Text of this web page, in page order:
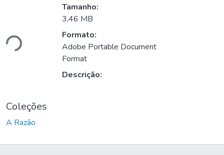
Tamanho:
3,46 MB
Formato:
Adobe Portable Document
Format
Descrição:
Coleções
A Razão